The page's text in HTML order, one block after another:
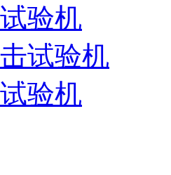
验机
试验机
验机